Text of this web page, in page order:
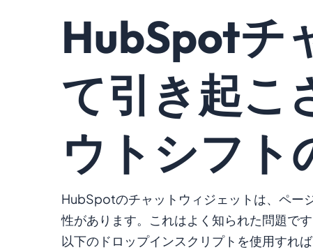
HubSpotチ
て引き起こ
ウトシフト
HubSpotのチャットウィジェットは、ペー
性があります。これはよく知られた問題で
以下のドロップインスクリプトを使用す